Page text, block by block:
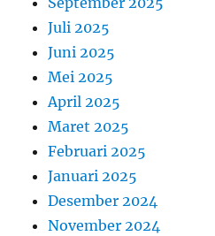
Juli 2025
Juni 2025
Mei 2025
April 2025
Maret 2025
Februari 2025
Januari 2025
Desember 2024
November 2024